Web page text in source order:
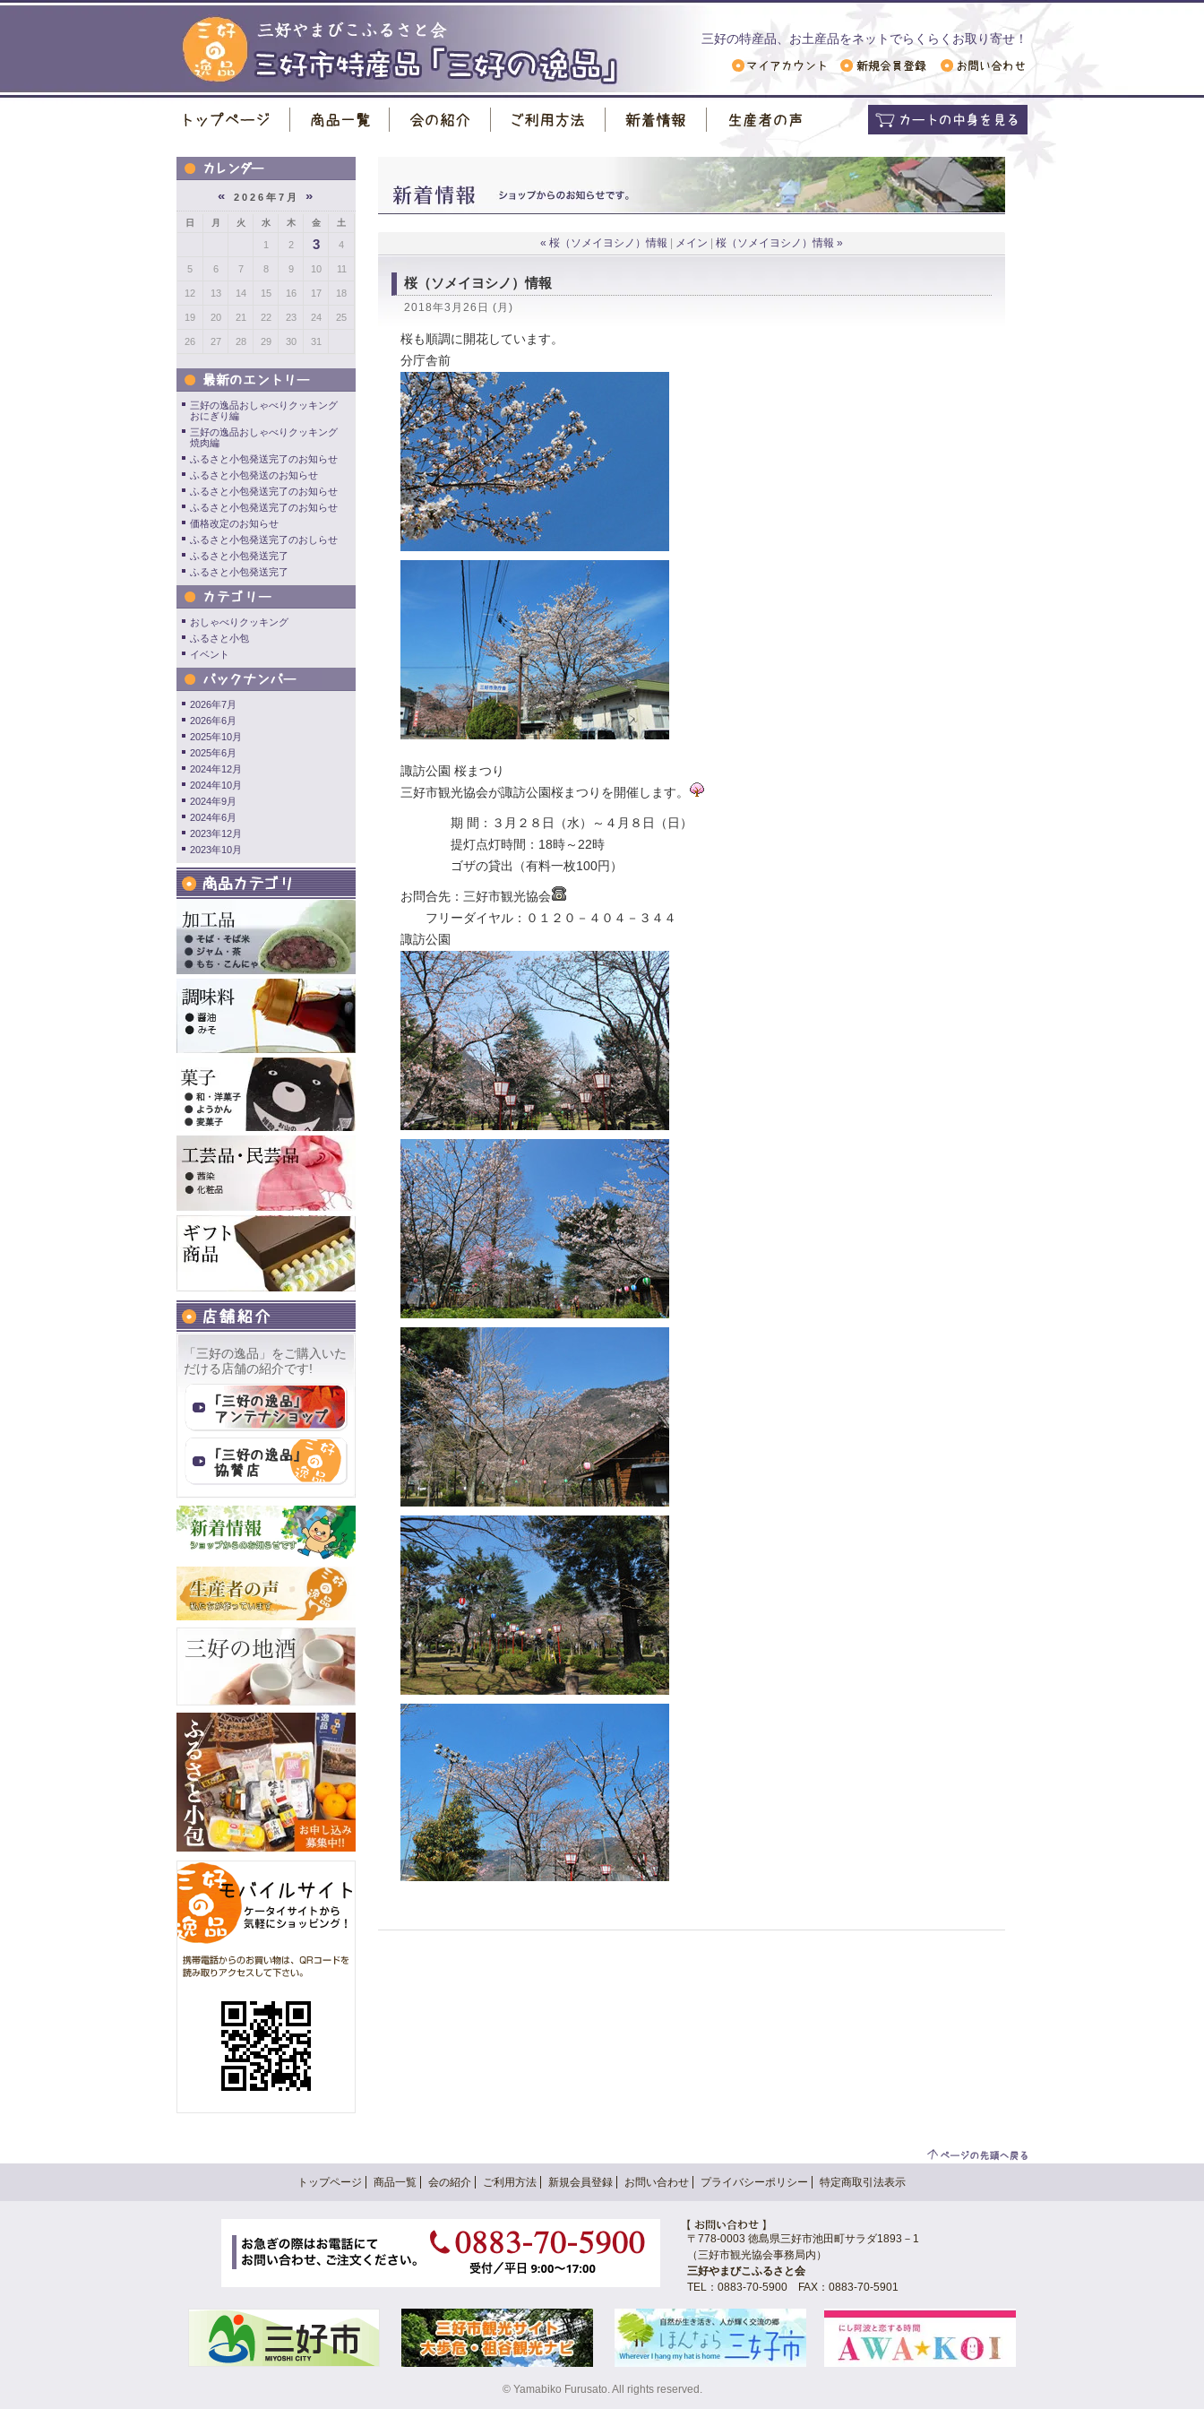
三好の特産品、お土産品をネットでらくらくお取り寄せ！
« 2026年7月 »
日 月 火 水 木 金 土
1 2 3 4
5 6 7 8 9 10 11
12 13 14 15 16 17 18
19 20 21 22 23 24 25
26 27 28 29 30 31
三好の逸品おしゃべりクッキング
おにぎり編
三好の逸品おしゃべりクッキング
焼肉編
ふるさと小包発送完了のお知らせ
ふるさと小包発送のお知らせ
ふるさと小包発送完了のお知らせ
ふるさと小包発送完了のお知らせ
価格改定のお知らせ
ふるさと小包発送完了のおしらせ
ふるさと小包発送完了
ふるさと小包発送完了
おしゃべりクッキング
ふるさと小包
イベント
2026年7月
2026年6月
2025年10月
2025年6月
2024年12月
2024年10月
2024年9月
2024年6月
2023年12月
2023年10月
「三好の逸品」をご購入いた
だける店舗の紹介です!
« 桜（ソメイヨシノ）情報 メイン 桜（ソメイヨシノ）情報 »
桜（ソメイヨシノ）情報
2018年3月26日 (月)
桜も順調に開花しています。
分庁舎前
諏訪公園 桜まつり
三好市観光協会が諏訪公園桜まつりを開催します。
期 間：３月２８日（水）～４月８日（日）
提灯点灯時間：18時～22時
ゴザの貸出（有料一枚100円）
お問合先：三好市観光協会
フリーダイヤル：０１２０－４０４－３４４
諏訪公園
トップページ 商品一覧 会の紹介 ご利用方法 新規会員登録 お問い合わせ プライバシーポリシー 特定商取引法表示
〒778-0003 徳島県三好市池田町サラダ1893－1
（三好市観光協会事務局内）
三好やまびこふるさと会
TEL：0883-70-5900 FAX：0883-70-5901
© Yamabiko Furusato. All rights reserved.